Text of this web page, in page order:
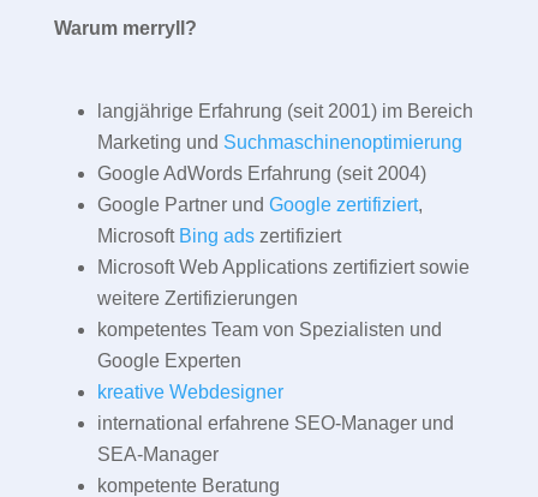
Warum merryll?
langjährige Erfahrung (seit 2001) im Bereich
Marketing und Suchmaschinenoptimierung
Google AdWords Erfahrung (seit 2004)
Google Partner und Google zertifiziert,
Microsoft Bing adszertifiziert
Microsoft Web Applications zertifiziert sowie
weitere Zertifizierungen
kompetentes Team von Spezialisten und
Google Experten
kreative Webdesigner
international erfahrene SEO-Manager und
SEA-Manager
kompetente Beratung